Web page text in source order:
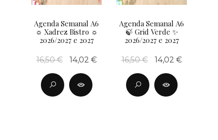
Agenda Semanal A6
☼ Xadrez Bistro ☼
2026/2027 e 2027
16,50 € 14,02 €
Agenda Semanal A6
🍃 Grid Verde ✨
2026/2027 e 2027
16,50 € 14,02 €